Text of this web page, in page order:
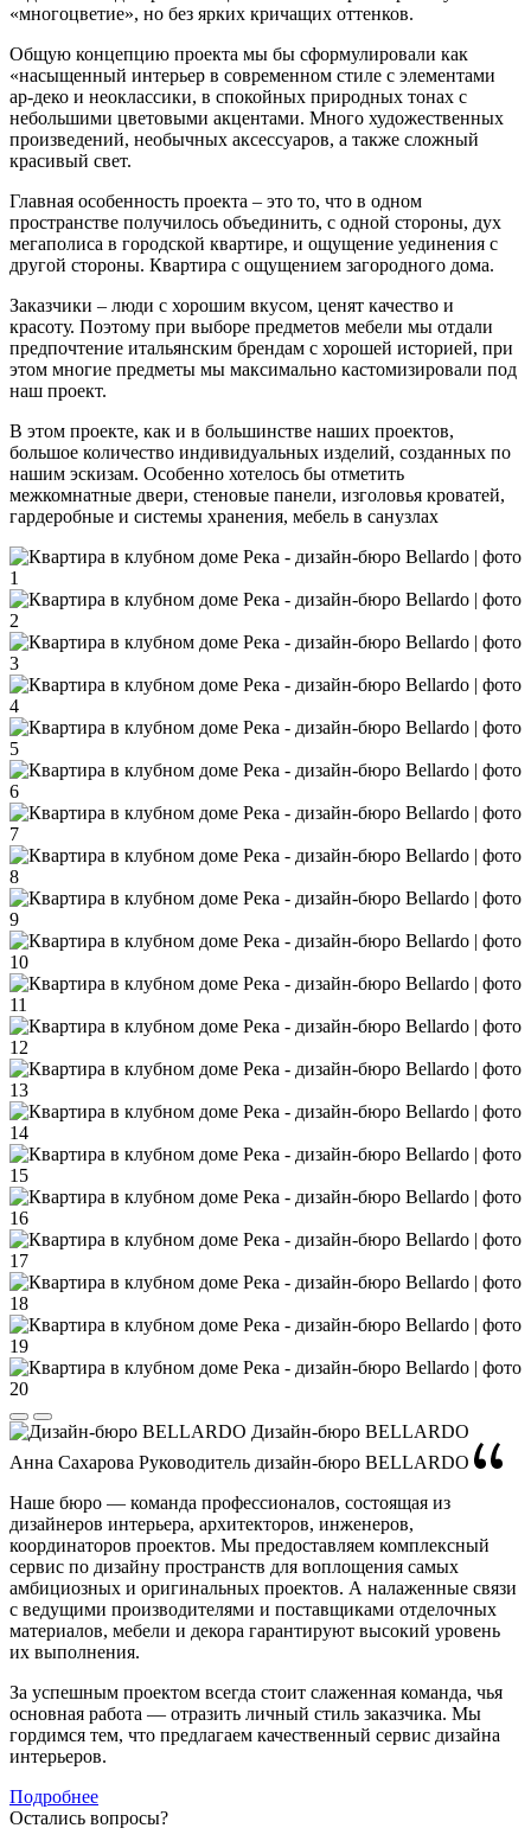
«многоцветие», но без ярких кричащих оттенков.
Общую концепцию проекта мы бы сформулировали как
«насыщенный интерьер в современном стиле с элементами
ар-деко и неоклассики, в спокойных природных тонах с
небольшими цветовыми акцентами. Много художественных
произведений, необычных аксессуаров, а также сложный
красивый свет.
Главная особенность проекта – это то, что в одном
пространстве получилось объединить, с одной стороны, дух
мегаполиса в городской квартире, и ощущение уединения с
другой стороны. Квартира с ощущением загородного дома.
Заказчики – люди с хорошим вкусом, ценят качество и
красоту. Поэтому при выборе предметов мебели мы отдали
предпочтение итальянским брендам с хорошей историей, при
этом многие предметы мы максимально кастомизировали под
наш проект.
В этом проекте, как и в большинстве наших проектов,
большое количество индивидуальных изделий, созданных по
нашим эскизам. Особенно хотелось бы отметить
межкомнатные двери, стеновые панели, изголовья кроватей,
гардеробные и системы хранения, мебель в санузлах
Дизайн-бюро BELLARDO
Анна Сахарова Руководитель дизайн-бюро BELLARDO
Наше бюро — команда профессионалов, состоящая из
дизайнеров интерьера, архитекторов, инженеров,
координаторов проектов. Мы предоставляем комплексный
сервис по дизайну пространств для воплощения самых
амбициозных и оригинальных проектов. А налаженные связи
с ведущими производителями и поставщиками отделочных
материалов, мебели и декора гарантируют высокий уровень
их выполнения.
За успешным проектом всегда стоит слаженная команда, чья
основная работа — отразить личный стиль заказчика. Мы
гордимся тем, что предлагаем качественный сервис дизайна
интерьеров.
Подробнее
Остались вопросы?